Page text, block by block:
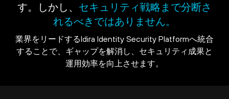
す。しかし、 セキュリティ戦略まで分断さ
れるべきではありません。
業界をリードするIdira Identity Security Platformへ統合
することで、ギャップを解消し、セキュリティ成果と
運用効率を向上させます。